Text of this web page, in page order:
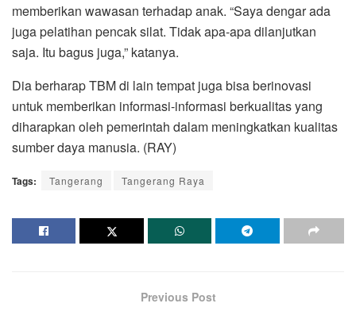
memberikan wawasan terhadap anak. “Saya dengar ada
juga pelatihan pencak silat. Tidak apa-apa dilanjutkan
saja. Itu bagus juga,” katanya.
Dia berharap TBM di lain tempat juga bisa berinovasi
untuk memberikan informasi-informasi berkualitas yang
diharapkan oleh pemerintah dalam meningkatkan kualitas
sumber daya manusia. (RAY)
Tags: Tangerang Tangerang Raya
Previous Post